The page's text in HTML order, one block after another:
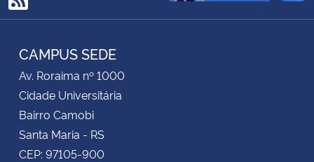
Secretaria-Geral
Secretaria de Governo
Gabinete de Segurança Institucional
RSS
CAMPUS SEDE
Av. Roraima nº 1000
Cidade Universitária
Bairro Camobi
Santa Maria - RS
CEP: 97105-900